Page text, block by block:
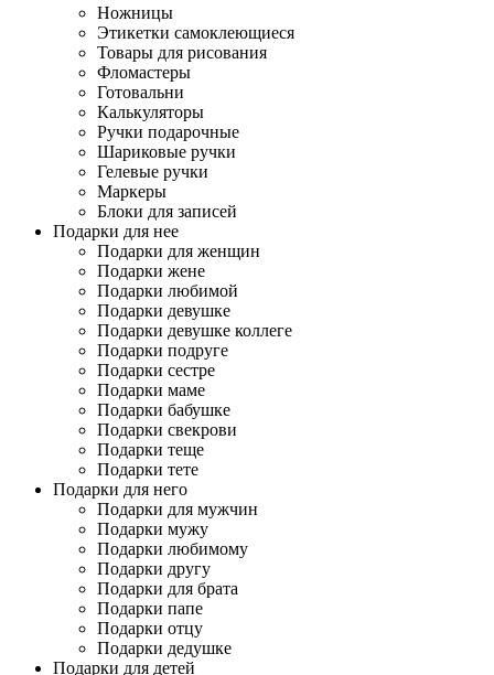
Ножницы
Этикетки самоклеющиеся
Товары для рисования
Фломастеры
Готовальни
Калькуляторы
Ручки подарочные
Шариковые ручки
Гелевые ручки
Маркеры
Блоки для записей
Подарки для нее
Подарки для женщин
Подарки жене
Подарки любимой
Подарки девушке
Подарки девушке коллеге
Подарки подруге
Подарки сестре
Подарки маме
Подарки бабушке
Подарки свекрови
Подарки теще
Подарки тете
Подарки для него
Подарки для мужчин
Подарки мужу
Подарки любимому
Подарки другу
Подарки для брата
Подарки папе
Подарки отцу
Подарки дедушке
Подарки для детей